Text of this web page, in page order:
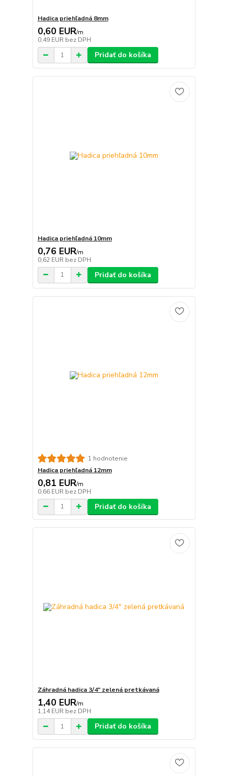
Hadica priehľadná 8mm
0,60 EUR/m
0,49 EUR bez DPH
Pridať do košíka
Hadica priehľadná 10mm
0,76 EUR/m
0,62 EUR bez DPH
Pridať do košíka
1 hodnotenie
Hadica priehľadná 12mm
0,81 EUR/m
0,66 EUR bez DPH
Pridať do košíka
Záhradná hadica 3/4" zelená pretkávaná
1,40 EUR/m
1,14 EUR bez DPH
Pridať do košíka